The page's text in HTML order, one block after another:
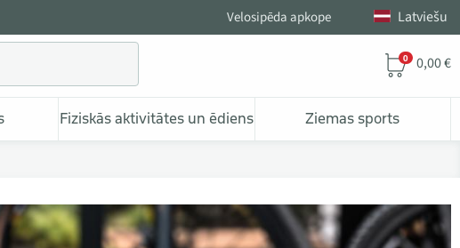
Velosipēda apkope Latviešu
0 0,00 €
Fiziskās aktivitātes un ēdiens Ziemas sports